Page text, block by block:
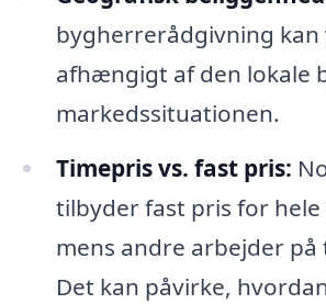
bygherrerådgivning kan
afhængigt af den lokale
markedssituationen.
Timepris vs. fast pris:
tilbyder fast pris for
mens andre arbejder på
Det kan påvirke,